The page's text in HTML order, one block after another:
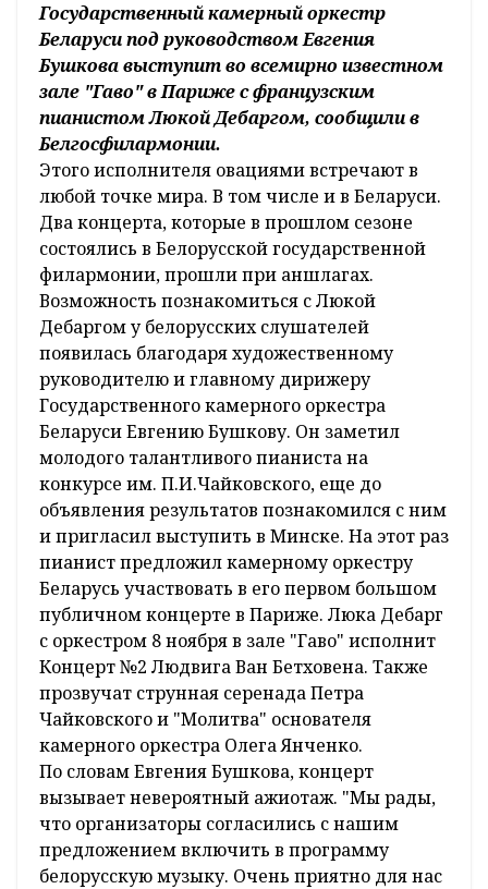
Государственный камерный оркестр
Беларуси под руководством Евгения
Бушкова выступит во всемирно известном
зале "Гаво" в Париже с французским
пианистом Люкой Дебаргом, сообщили в
Белгосфилармонии.
Этого исполнителя овациями встречают в
любой точке мира. В том числе и в Беларуси.
Два концерта, которые в прошлом сезоне
состоялись в Белорусской государственной
филармонии, прошли при аншлагах.
Возможность познакомиться с Люкой
Дебаргом у белорусских слушателей
появилась благодаря художественному
руководителю и главному дирижеру
Государственного камерного оркестра
Беларуси Евгению Бушкову. Он заметил
молодого талантливого пианиста на
конкурсе им. П.И.Чайковского, еще до
объявления результатов познакомился с ним
и пригласил выступить в Минске. На этот раз
пианист предложил камерному оркестру
Беларусь участвовать в его первом большом
публичном концерте в Париже. Люка Дебарг
с оркестром 8 ноября в зале "Гаво" исполнит
Концерт №2 Людвига Ван Бетховена. Также
прозвучат струнная серенада Петра
Чайковского и "Молитва" основателя
камерного оркестра Олега Янченко.
По словам Евгения Бушкова, концерт
вызывает невероятный ажиотаж. "Мы рады,
что организаторы согласились с нашим
предложением включить в программу
белорусскую музыку. Очень приятно для нас